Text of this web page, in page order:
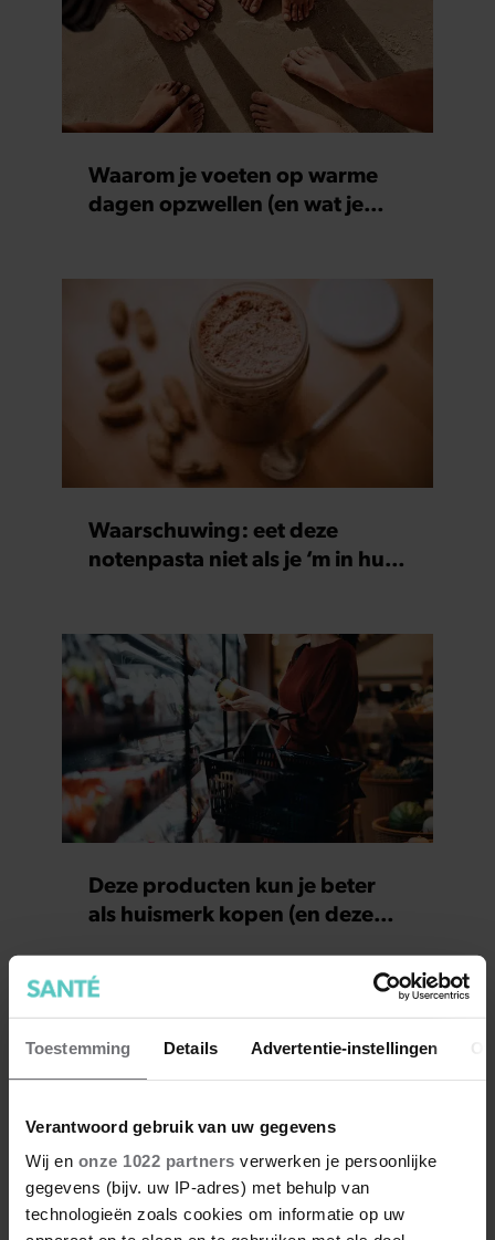
Toestemming Details Advertentie-instellingen
Verantwoord gebruik van uw gegevens
Wij en onze 1022 partners verwerken je persoonlijke
gegevens (bijv. uw IP-adres) met behulp van
technologieën zoals cookies om informatie op uw
Waarom je voeten op warme
dagen opzwellen (en wat je
Waarschuwing: eet deze
notenpasta niet als je ‘m in huis
Deze producten kun je beter
als huismerk kopen (en deze